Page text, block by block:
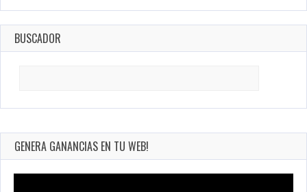
BUSCADOR
GENERA GANANCIAS EN TU WEB!